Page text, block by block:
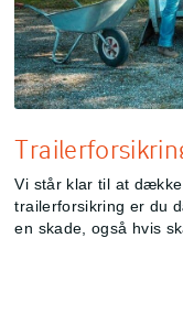
Vi står klar til at
trailerforsikring er du
en skade, også hvis